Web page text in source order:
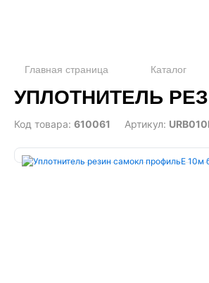
Главная страница Каталог
УПЛОТНИТЕЛЬ
Код товара: 610061 Артикул: